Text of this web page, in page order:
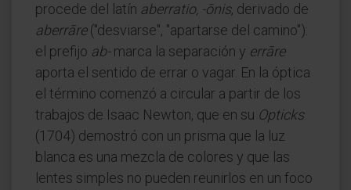
procede del latín aberratio, -ōnis, derivado de
aberrāre("desviarse", "apartarse del camino"):
el prefijo ab-marca la separación y errāre
aporta el sentido de errar o vagar. En la óptica
el término comenzó a circular a partir de los
trabajos de Isaac Newton, que en su Opticks
(1704) demostró con un prisma que la luz
blanca es una mezcla de colores y que las
lentes simples no pueden reunirlos en un foco